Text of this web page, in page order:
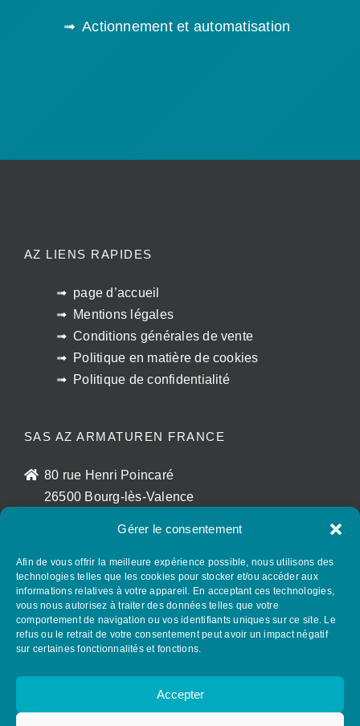
Gérer le consentement
Afin de vous offrir la meilleure expérience possible, nous utilisons des
technologies telles que les cookies pour stocker et/ou accéder aux
informations relatives à votre appareil. En acceptant ces technologies,
vous nous autorisez à traiter des données telles que votre
comportement de navigation ou vos identifiants uniques sur ce site. Le
refus ou le retrait de votre consentement peut avoir un impact négatif
sur certaines fonctionnalités et fonctions.
Accepter
Actionnement et automatisation
AZ LIENS RAPIDES
page d’accueil
Mentions légales
Conditions générales de vente
Politique en matière de cookies
Politique de confidentialité
SAS AZ ARMATUREN FRANCE
80 rue Henri Poincaré
26500 Bourg-lès-Valence
+33 (0)7 72 25 48 56
SUIVEZ AZ GROUP SUR LES RÉSEAUX
SOCIAUX